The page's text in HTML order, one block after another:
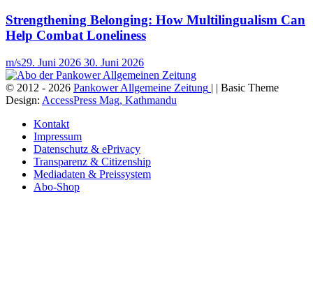
Strengthening Belonging: How Multilingualism Can
Help Combat Loneliness
m/s29. Juni 2026 30. Juni 2026
© 2012 - 2026 Pankower Allgemeine Zeitung | | Basic Theme
Design: AccessPress Mag, Kathmandu
Kontakt
Impressum
Datenschutz & ePrivacy
Transparenz & Citizenship
Mediadaten & Preissystem
Abo-Shop